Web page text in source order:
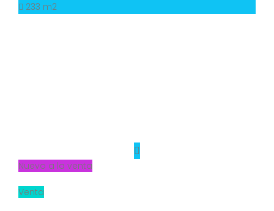
233 m2
Nuevo a la venta
Venta